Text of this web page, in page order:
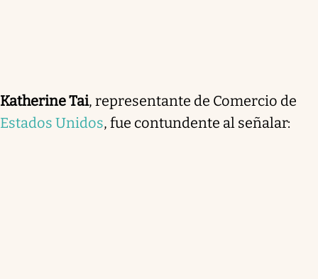
Katherine Tai, representante de Comercio de
Estados Unidos, fue contundente al señalar: